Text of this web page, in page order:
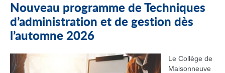
Nouveau programme de Techniques
d’administration et de gestion dès
l’automne 2026
Le Collège de
Maisonneuve